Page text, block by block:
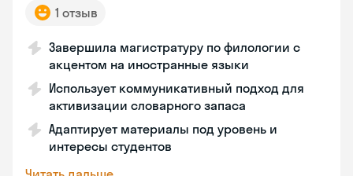
1 отзыв
Завершила магистратуру по филологии с
акцентом на иностранные языки
Использует коммуникативный подход для
активизации словарного запаса
Адаптирует материалы под уровень и
интересы студентов